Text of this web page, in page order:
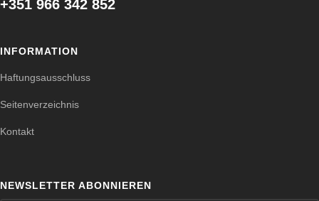
+351 966 342 852
INFORMATION
Haftungsausschluss
Seitenverzeichnis
Kontakt
NEWSLETTER ABONNIEREN